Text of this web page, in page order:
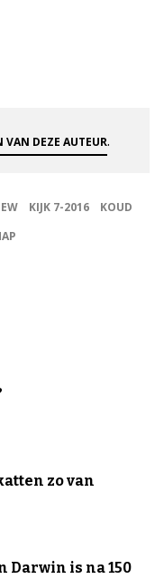
VAN DEZE AUTEUR.
KIJK 7-2016
KOUD
zo van
Darwin is na 150